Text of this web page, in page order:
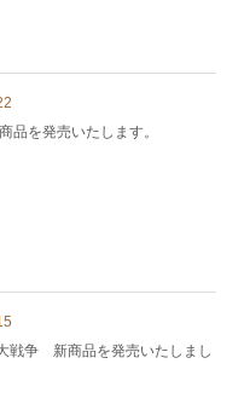
品を発売いたします。
戦争 新商品を発売いたしまし